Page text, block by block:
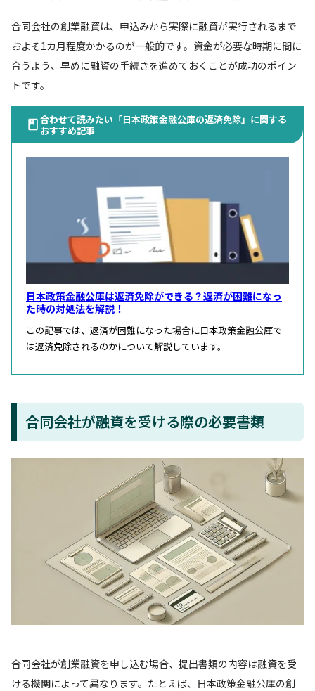
合同会社の創業融資は、申込みから実際に融資が実行されるまで
およそ1カ月程度かかるのが一般的です。資金が必要な時期に間に
合うよう、早めに融資の手続きを進めておくことが成功のポイン
トです。
合わせて読みたい「日本政策金融公庫の返済免除」に関する
おすすめ記事
日本政策金融公庫は返済免除ができる？返済が困難になっ
た時の対処法を解説！
この記事では、返済が困難になった場合に日本政策金融公庫で
は返済免除されるのかについて解説しています。
合同会社が融資を受ける際の必要書類
合同会社が創業融資を申し込む場合、提出書類の内容は融資を受
ける機関によって異なります。たとえば、日本政策金融公庫の創